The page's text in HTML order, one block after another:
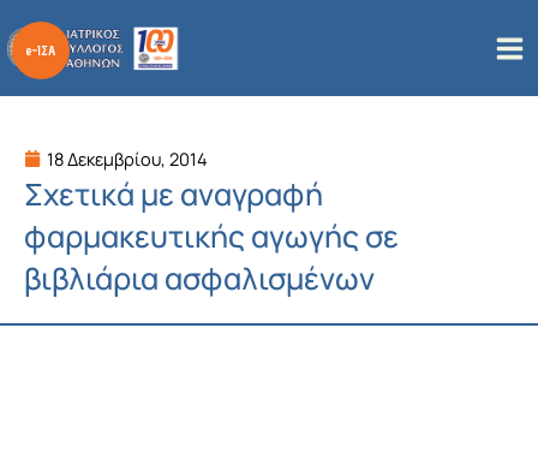
στο
περιεχόμενο
18 Δεκεμβρίου, 2014
Σχετικά με αναγραφή
φαρμακευτικής αγωγής σε
βιβλιάρια ασφαλισμένων